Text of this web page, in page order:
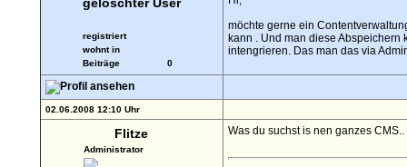
registriert
wohnt in
Beiträge
0
möchte gerne ein
kann . Und man diese
intengrieren. Das man das via
02.06.2008 12:10 Uhr
Flitze
Administrator
Was du suchst is nen ganzes